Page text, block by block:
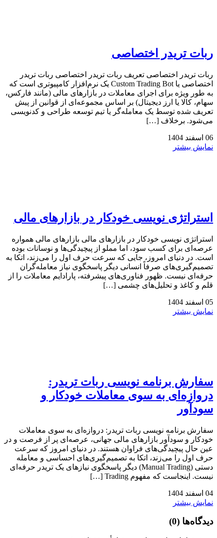
ربات تریدر اختصاصی
ربات تریدر اختصاصی تعریف ربات تریدر اختصاصی ربات تریدر
اختصاصی یا Custom Trading Bot یک نرم‌افزار کامپیوتری است که
به طور ویژه برای اجرای معاملات در بازارهای مالی (مانند فارکس،
سهام، کالا یا ارز دیجیتال) بر اساس مجموعه‌ای از قوانین از پیش
تعریف شده توسط یک معامله‌گر یا تیم توسعه طراحی و کدنویسی
می‌شود. برخلاف […]
06 اسفند 1404
نمایش بیشتر
استراتژی‌ نویسی خودکار در بازارهای مالی
استراتژی‌ نویسی خودکار در بازارهای مالی بازارهای مالی همواره
عرصه‌ای برای کسب سود، اما مملو از پیچیدگی‌ها و نوسانات بوده
است. در دنیای امروز، جایی که سرعت حرف اول را می‌زند، اتکا به
تصمیم‌گیری‌های صرفاً انسانی دیگر پاسخگوی نیاز معامله‌گران
حرفه‌ای نیست. ظهور فناوری‌های پیشرفته، پارادایم معاملات را از
قلم و کاغذ و تحلیل‌های چشمی […]
05 اسفند 1404
نمایش بیشتر
سفارش برنامه نویسی ربات تریدر:
دروازه‌ای به سوی معاملات خودکار و
سودآور
سفارش برنامه نویسی ربات تریدر: دروازه‌ای به سوی معاملات
خودکار و سودآور بازارهای مالی جهانی، عرصه‌ای پر از فرصت و در
عین حال پیچیدگی‌های فراوان هستند. در دنیای امروز که سرعت
حرف اول را می‌زند، اتکا به تصمیم‌گیری‌های احساسی و معامله
دستی (Manual Trading) دیگر پاسخگوی نیازهای یک تریدر حرفه‌ای
نیست. اینجاست که مفهوم Trading […]
04 اسفند 1404
نمایش بیشتر
دیدگاه‌ها (0)